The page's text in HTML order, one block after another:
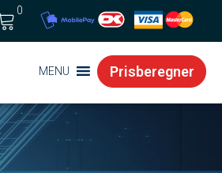
0
MENU Prisberegner